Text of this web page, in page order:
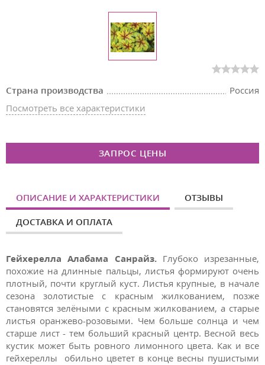
Страна производства
Россия
Посмотреть все характеристики
ЗАПРОС ЦЕНЫ
ОПИСАНИЕ И ХАРАКТЕРИСТИКИ ОТЗЫВЫ
ДОСТАВКА И ОПЛАТА
Гейхерелла Алабама Санрайз. Глубоко изрезанные,
похожие на длинные пальцы, листья формируют очень
плотный, почти круглый куст. Листья крупные, в начале
сезона золотистые с красным жилкованием, позже
становятся зелёными с красным жилкованием, а старые
листья оранжево-розовыми. Чем больше солнца и чем
старше лист - тем больший красный центр. Весной весь
кустик может быть ровного лимонного цвета. Как и все
гейхереллы обильно цветет в конце весны пушистыми